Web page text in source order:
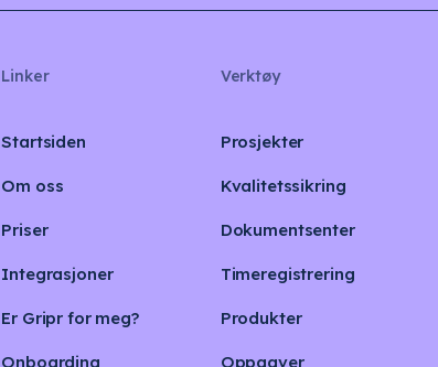
Linker
Startsiden
Om oss
Priser
Integrasjoner
Er Gripr for meg?
Onboarding
Verktøy
Prosjekter
Kvalitetssikring
Dokumentsenter
Timeregistrering
Produkter
Oppgaver